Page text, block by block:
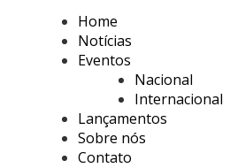
Home
Notícias
Eventos
Nacional
Internacional
Lançamentos
Sobre nós
Contato